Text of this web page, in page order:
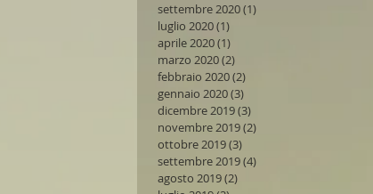
settembre 2020(1)
luglio 2020(1)
aprile 2020(1)
marzo 2020(2)
febbraio 2020(2)
gennaio 2020(3)
dicembre 2019(3)
novembre 2019(2)
ottobre 2019(3)
settembre 2019(4)
agosto 2019(2)